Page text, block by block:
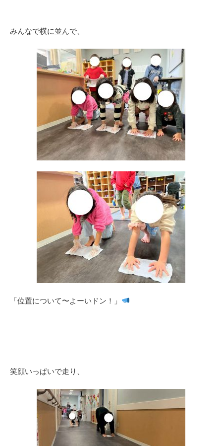
みんなで横に並んで、
「位置について〜よーいドン！」
笑顔いっぱいで走り、